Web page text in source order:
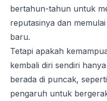
bertahun-tahun untuk
reputasinya dan
baru.
Tetapi apakah
kembali diri sendiri
berada di puncak,
pengaruh untuk